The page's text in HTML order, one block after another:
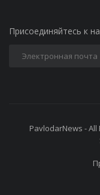
Присоединяйтесь к
PavlodarNews -